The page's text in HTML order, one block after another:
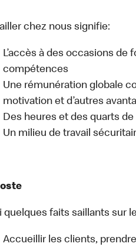
chez nous signifie:
L’accès à des occasions
compétences
Une rémunération globale
motivation et d’autres
Des heures et des quarts
Un milieu de travail
quelques faits saillants sur
Accueillir les clients,